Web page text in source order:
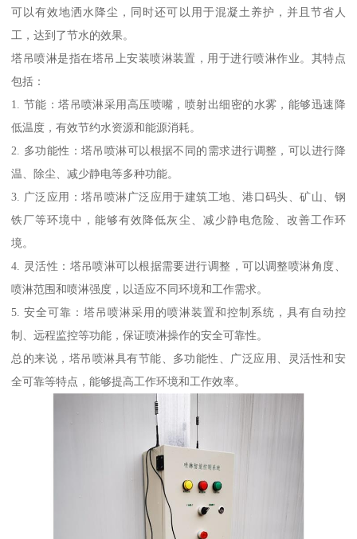
可以有效地洒水降尘，同时还可以用于混凝土养护，并且节省人
工，达到了节水的效果。
塔吊喷淋是指在塔吊上安装喷淋装置，用于进行喷淋作业。其特点
包括：
1. 节能：塔吊喷淋采用高压喷嘴，喷射出细密的水雾，能够迅速降
低温度，有效节约水资源和能源消耗。
2. 多功能性：塔吊喷淋可以根据不同的需求进行调整，可以进行降
温、除尘、减少静电等多种功能。
3. 广泛应用：塔吊喷淋广泛应用于建筑工地、港口码头、矿山、钢
铁厂等环境中，能够有效降低灰尘、减少静电危险、改善工作环
境。
4. 灵活性：塔吊喷淋可以根据需要进行调整，可以调整喷淋角度、
喷淋范围和喷淋强度，以适应不同环境和工作需求。
5. 安全可靠：塔吊喷淋采用的喷淋装置和控制系统，具有自动控
制、远程监控等功能，保证喷淋操作的安全可靠性。
总的来说，塔吊喷淋具有节能、多功能性、广泛应用、灵活性和安
全可靠等特点，能够提高工作环境和工作效率。